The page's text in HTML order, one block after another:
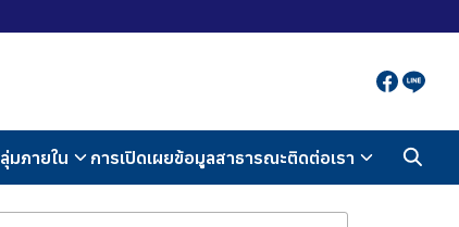
มภายใน การเปิดเผยข้อมูลสาธารณะติดต่อเรา